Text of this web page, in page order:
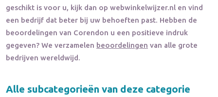
geschikt is voor u, kijk dan op webwinkelwijzer.nl en vind
een bedrijf dat beter bij uw behoeften past. Hebben de
beoordelingen van Corendon u een positieve indruk
gegeven? We verzamelen beoordelingen van alle grote
bedrijven wereldwijd.
Alle subcategorieën van deze categorie